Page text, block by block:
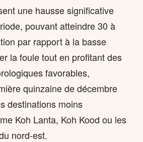
une hausse significative
pouvant atteindre 30 à
par rapport à la basse
la foule tout en profitant des
favorables,
quinzaine de décembre
destinations moins
Koh Lanta, Koh Kood ou les
nord-est.